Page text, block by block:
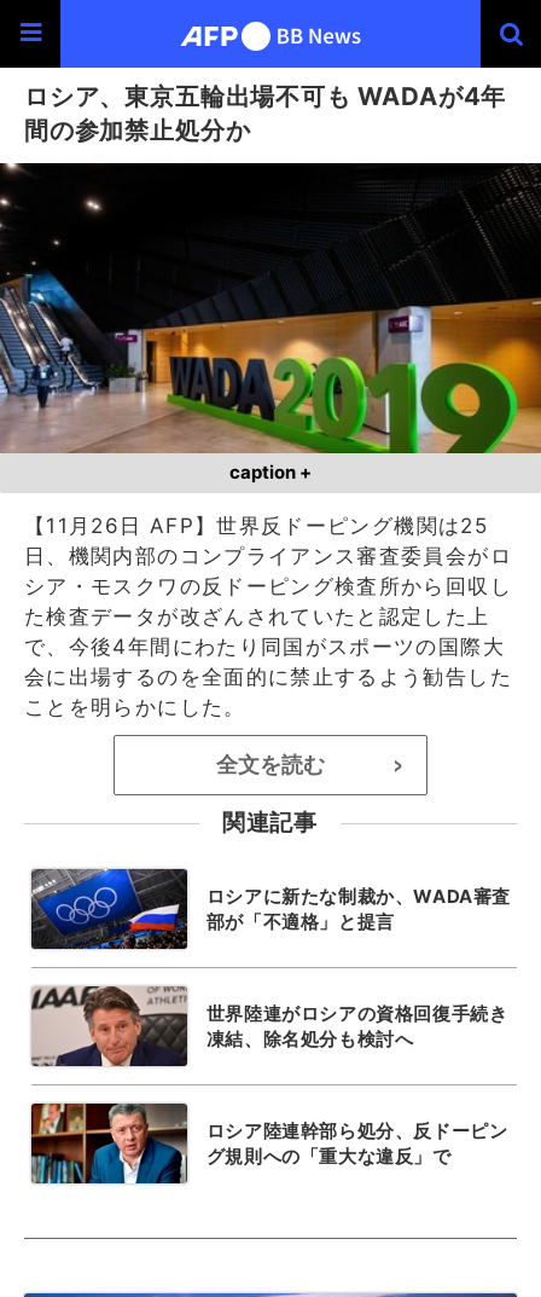
ロシア、東京五輪出場不可も WADAが4年
間の参加禁止処分か
caption +
【11月26日 AFP】世界反ドーピング機関は25
日、機関内部のコンプライアンス審査委員会がロ
シア・モスクワの反ドーピング検査所から回収し
た検査データが改ざんされていたと認定した上
で、今後4年間にわたり同国がスポーツの国際大
会に出場するのを全面的に禁止するよう勧告した
ことを明らかにした。
全文を読む >
関連記事
ロシアに新たな制裁か、WADA審査
部が「不適格」と提言
世界陸連がロシアの資格回復手続き
凍結、除名処分も検討へ
ロシア陸連幹部ら処分、反ドーピン
グ規則への「重大な違反」で